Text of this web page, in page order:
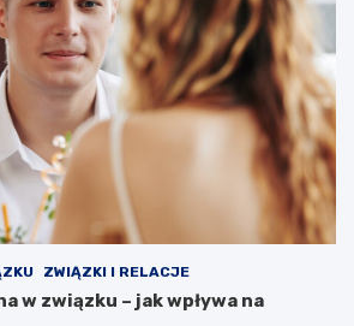
ZWIĄZKI I RELACJE
w związku – jak wpływa na